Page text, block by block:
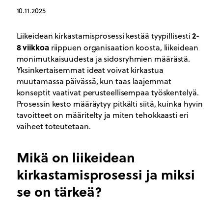
10.11.2025
Liikeidean kirkastamisprosessi kestää tyypillisesti2-
8 viikkoariippuen organisaation koosta, liikeidean
monimutkaisuudesta ja sidosryhmien määrästä.
Yksinkertaisemmat ideat voivat kirkastua
muutamassa päivässä, kun taas laajemmat
konseptit vaativat perusteellisempaa työskentelyä.
Prosessin kesto määräytyy pitkälti siitä, kuinka hyvin
tavoitteet on määritelty ja miten tehokkaasti eri
vaiheet toteutetaan.
Mikä on liikeidean
kirkastamisprosessi ja miksi
se on tärkeä?